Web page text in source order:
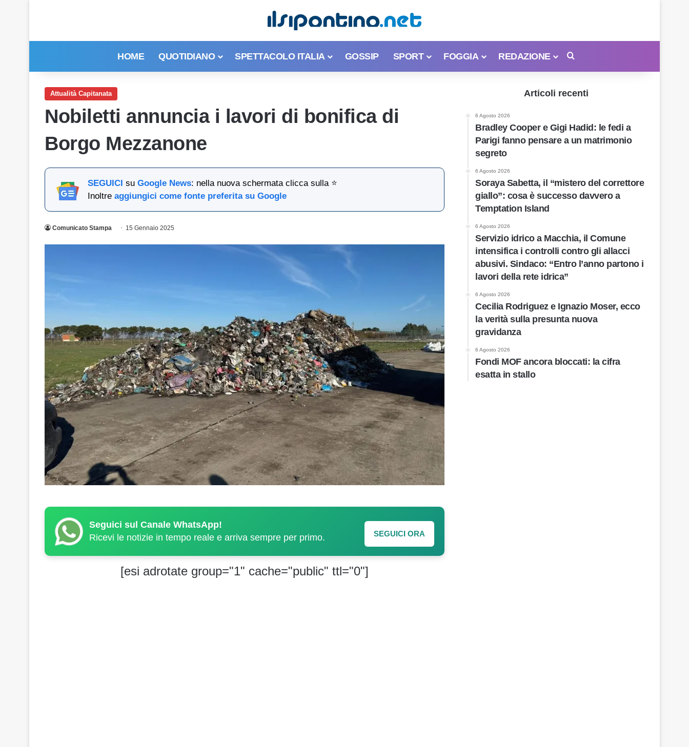
HOME QUOTIDIANO SPETTACOLO ITALIA GOSSIP SPORT FOGGIA REDAZIONE
Attualità Capitanata
Nobiletti annuncia i lavori di bonifica di
Borgo Mezzanone
SEGUICI su Google News: nella nuova schermata clicca sulla ⭐
Inoltre aggiungici come fonte preferita su Google
Comunicato Stampa 15 Gennaio 2025
Seguici sul Canale WhatsApp!
Ricevi le notizie in tempo reale e arriva sempre per primo.
SEGUICI ORA
[esi adrotate group="1" cache="public" ttl="0"]
Articoli recenti
6 Agosto 2026
Bradley Cooper e Gigi Hadid: le fedi a
Parigi fanno pensare a un matrimonio
segreto
6 Agosto 2026
Soraya Sabetta, il “mistero del correttore
giallo”: cosa è successo davvero a
Temptation Island
6 Agosto 2026
Servizio idrico a Macchia, il Comune
intensifica i controlli contro gli allacci
abusivi. Sindaco: “Entro l’anno partono i
lavori della rete idrica”
6 Agosto 2026
Cecilia Rodriguez e Ignazio Moser, ecco
la verità sulla presunta nuova
gravidanza
6 Agosto 2026
Fondi MOF ancora bloccati: la cifra
esatta in stallo